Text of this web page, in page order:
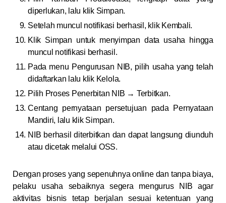
diperlukan, lalu klik Simpan.
Setelah muncul notifikasi berhasil, klik Kembali.
Klik Simpan untuk menyimpan data usaha hingga
muncul notifikasi berhasil.
Pada menu Pengurusan NIB, pilih usaha yang telah
didaftarkan lalu klik Kelola.
Pilih Proses Penerbitan NIB → Terbitkan.
Centang pernyataan persetujuan pada Pernyataan
Mandiri, lalu klik Simpan.
NIB berhasil diterbitkan dan dapat langsung diunduh
atau dicetak melalui OSS.
Dengan proses yang sepenuhnya online dan tanpa biaya,
pelaku usaha sebaiknya segera mengurus NIB agar
aktivitas bisnis tetap berjalan sesuai ketentuan yang